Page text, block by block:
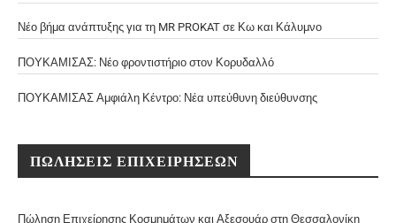
Νέο βήμα ανάπτυξης για τη MR PROKAT σε Κω και Κάλυμνο
ΠΟΥΚΑΜΙΣΑΣ: Νέο φροντιστήριο στον Κορυδαλλό
ΠΟΥΚΑΜΙΣΑΣ Αμφιάλη Κέντρο: Νέα υπεύθυνη διεύθυνσης
ΠΩΛΗΣΕΙΣ ΕΠΙΧΕΙΡΗΣΕΩΝ
Πώληση Επιχείρησης Κοσμημάτων και Αξεσουάρ στη Θεσσαλονίκη